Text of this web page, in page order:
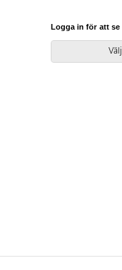
Avtorkningsbar
Svanenmärkt,
0084. Halkskydd
Logga in för att